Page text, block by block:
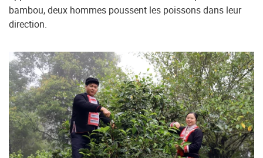
bambou, deux hommes poussent les poissons dans leur
direction.